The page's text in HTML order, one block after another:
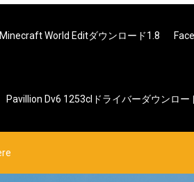
Minecraft World Editダウンロード1.8
Pavillion Dv6 1253clドライバーダウンロー